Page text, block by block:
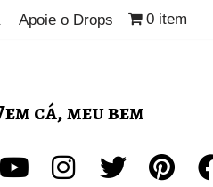
Apoie o Drops 0 item
cá, meu bem